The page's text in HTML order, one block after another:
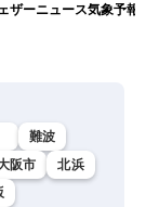
ェザーニュース気象予報
難波
阪市
北浜